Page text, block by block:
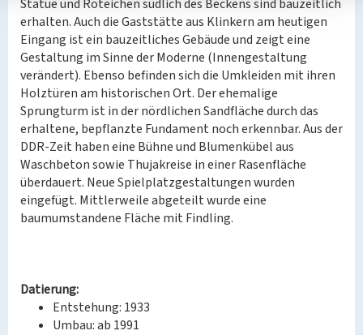
Statue und Roteichen südlich des Beckens sind bauzeitlich
erhalten. Auch die Gaststätte aus Klinkern am heutigen
Eingang ist ein bauzeitliches Gebäude und zeigt eine
Gestaltung im Sinne der Moderne (Innengestaltung
verändert). Ebenso befinden sich die Umkleiden mit ihren
Holztüren am historischen Ort. Der ehemalige
Sprungturm ist in der nördlichen Sandfläche durch das
erhaltene, bepflanzte Fundament noch erkennbar. Aus der
DDR-Zeit haben eine Bühne und Blumenkübel aus
Waschbeton sowie Thujakreise in einer Rasenfläche
überdauert. Neue Spielplatzgestaltungen wurden
eingefügt. Mittlerweile abgeteilt wurde eine
baumumstandene Fläche mit Findling.
Datierung:
Entstehung: 1933
Umbau: ab 1991